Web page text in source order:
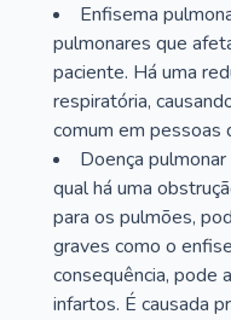
Enfisema
pulmonares que
paciente. Há uma
respiratória,
comum em pessoas
Doença
qual há uma
para os pulmões,
graves como o
consequência, pode
infartos. É causada